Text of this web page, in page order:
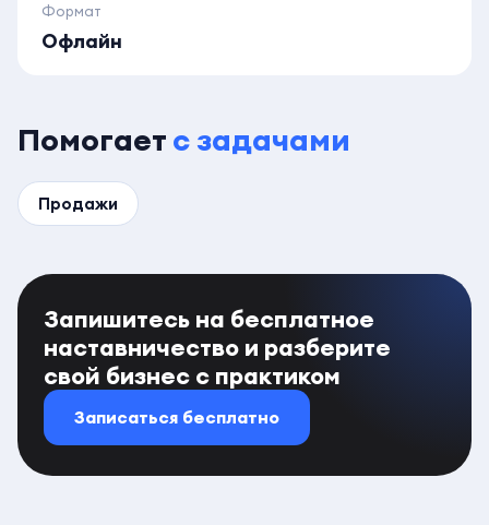
Формат
Офлайн
Помогаетс задачами
Продажи
Запишитесь на бесплатное
наставничество и разберите
свой бизнес с практиком
Записаться бесплатно